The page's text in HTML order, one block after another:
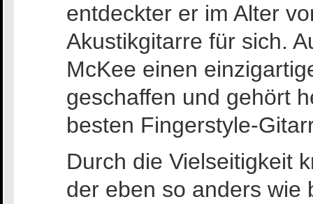
entdeckter er im Alter
Akustikgitarre für sich.
McKee einen
geschaffen und gehört
besten Fingerstyle-
Durch die Vielseitigkeit
der eben so anders wie